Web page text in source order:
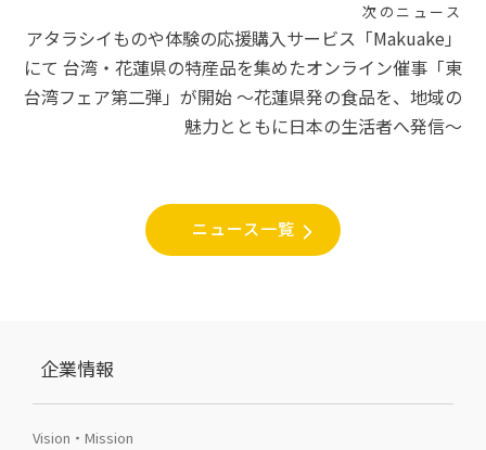
ー
シ
ョ
次のニュース
アタラシイものや体験の応援購入サービス「Makuake」
にて 台湾・花蓮県の特産品を集めたオンライン催事「東
台湾フェア第二弾」が開始 〜花蓮県発の食品を、地域の
魅力とともに日本の生活者へ発信〜
ニュース一覧
企業情報
Vision・Mission